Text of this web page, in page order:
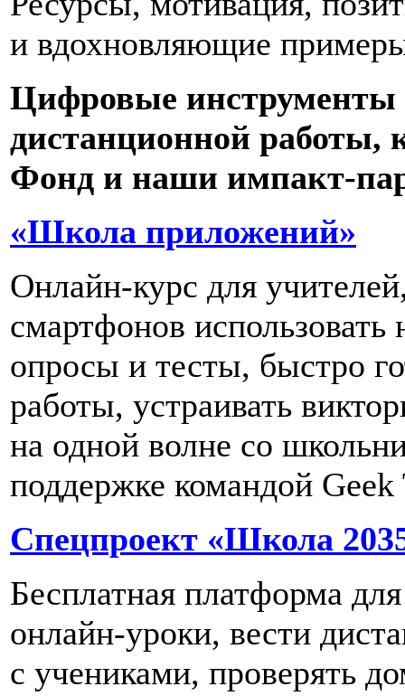
и вдохновляющие
Цифровые инструменты
дистанционной работы,
Фонд и наши импакт-
«Школа приложений»
Онлайн-курс для
смартфонов
опросы и тесты, быстро
работы, устраивать
на одной волне со
поддержке командой Geek
Спецпроект «Школа
Бесплатная платформа
онлайн-уроки, вести
с учениками, проверять